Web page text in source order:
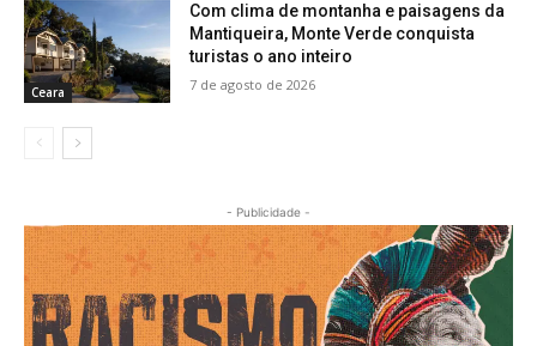
Ceara
Com clima de montanha e paisagens da
Mantiqueira, Monte Verde conquista
turistas o ano inteiro
7 de agosto de 2026
- Publicidade -